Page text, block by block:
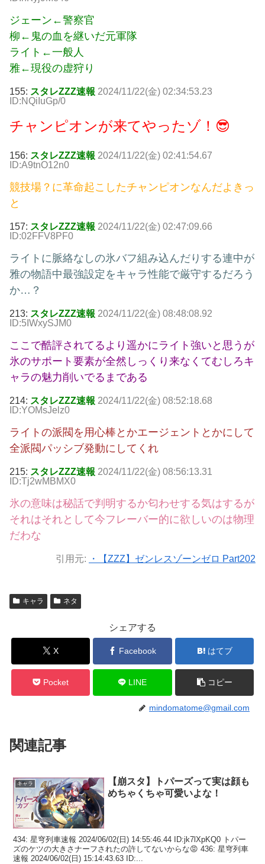
ジェーン←警察官
柳←鬼の血を継いだ元軍隊
ライト←一般人
雅←現役の虚狩り
155: スタレZZZ速報 2024/11/22(金) 02:34:53.23
ID:NQiIuGp/0
チャンピオンが来てやったゾ！😎
156: スタレZZZ速報 2024/11/22(金) 02:41:54.67
ID:A9tnO12n0
競技場？に革命起こしたチャンピオンなんだよきっ
と
157: スタレZZZ速報 2024/11/22(金) 02:47:09.66
ID:02FFV8PF0
ライトに脈絡なしの氷バフ組み込んだりする連中が
雅の物語中最強設定をキャラ性能で厳守するだろう
か…？
213: スタレZZZ速報 2024/11/22(金) 08:48:08.92
ID:5IWxySJM0
ここで酷評されてるより遥かにライト強いと思うが
氷のサポート要素が全然しっくり来なくてむしろキ
ャラの魅力削いでるまである
214: スタレZZZ速報 2024/11/22(金) 08:52:18.68
ID:YOMsJelz0
ライトの派閥を用心棒とかエージェントとかにして
全派閥パッシブ発動にしてくれ
215: スタレZZZ速報 2024/11/22(金) 08:56:13.31
ID:Tj2wMBMX0
氷の意味は秘話で判明するか匂わせする気はするが
それはそれとして今フレーバー的に欲しいのは物理
だわな
引用元: ・【ZZZ】ゼンレスゾーンゼロ Part202
キャラ ネタ
シェアする
X Facebook はてブ
Pocket LINE コピー
mindomatome@gmail.com
関連記事
キャラ
【崩スタ】トパーズって実は顔も
めちゃくちゃ可愛いよな！
434: 星穹列車速報 2024/06/02(日) 14:55:46.44 ID:jk7lXpKQ0 トパー
ズのケツの大きさナーフされたの許してないからな😡 436: 星穹列車
速報 2024/06/02(日) 15:14:43.63 ID:...